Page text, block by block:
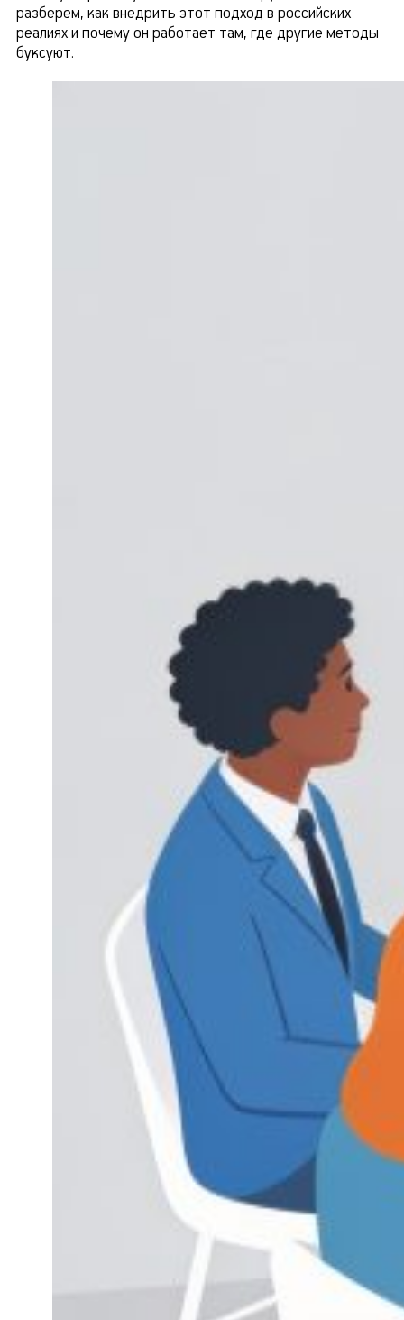
разберем, как внедрить этот подход в российских
реалиях и почему он работает там, где другие методы
буксуют.